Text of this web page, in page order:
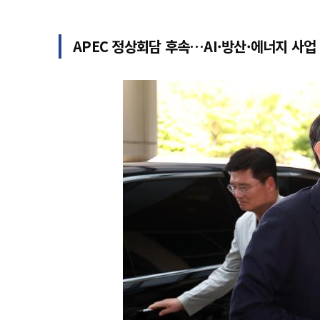
APEC 정상회담 후속…AI·방산·에너지 사업